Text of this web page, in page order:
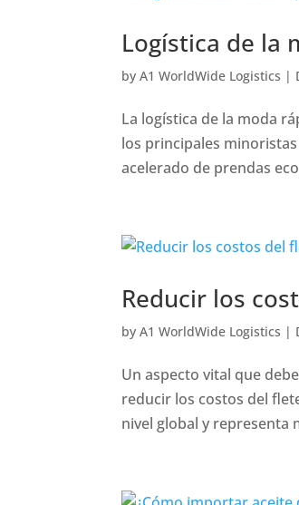
Logística de la
byA1 WorldWide Logistics |
La logística de la moda
los principales
acelerado de prendas
Reducir los
byA1 WorldWide Logistics |
Un aspecto vital que
reducir los costos del
nivel global y representa